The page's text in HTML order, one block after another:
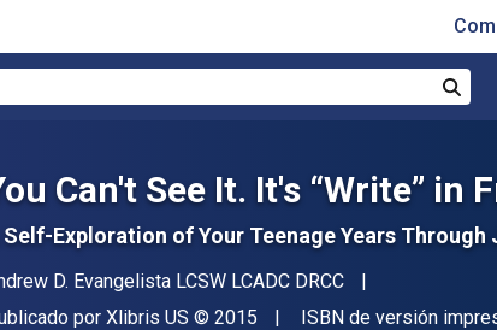
Can't See It. It's “Write” in
Self-Exploration of Your Teenage Years Through
D. Evangelista LCSW LCADC DRCC
por Xlibris US Copyright
© 2015 ISBN de versión